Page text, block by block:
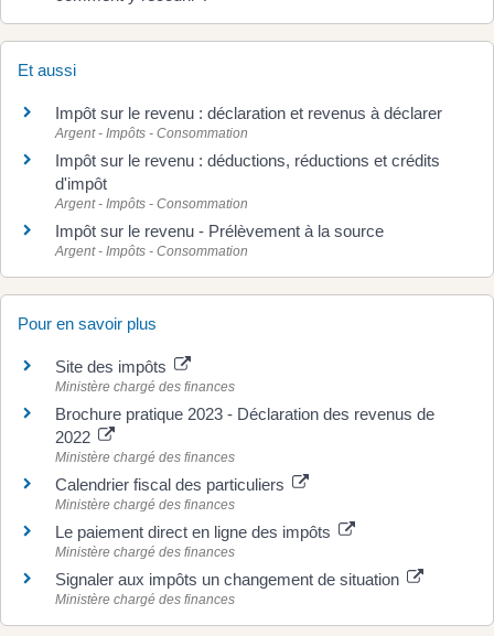
Et aussi
Impôt sur le revenu : déclaration et revenus à déclarer
Argent - Impôts - Consommation
Impôt sur le revenu : déductions, réductions et crédits
d'impôt
Argent - Impôts - Consommation
Impôt sur le revenu - Prélèvement à la source
Argent - Impôts - Consommation
Pour en savoir plus
Site des impôts
Ministère chargé des finances
Brochure pratique 2023 - Déclaration des revenus de
2022
Ministère chargé des finances
Calendrier fiscal des particuliers
Ministère chargé des finances
Le paiement direct en ligne des impôts
Ministère chargé des finances
Signaler aux impôts un changement de situation
Ministère chargé des finances